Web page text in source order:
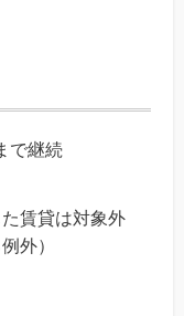
で継続
賃貸は対象外
外）